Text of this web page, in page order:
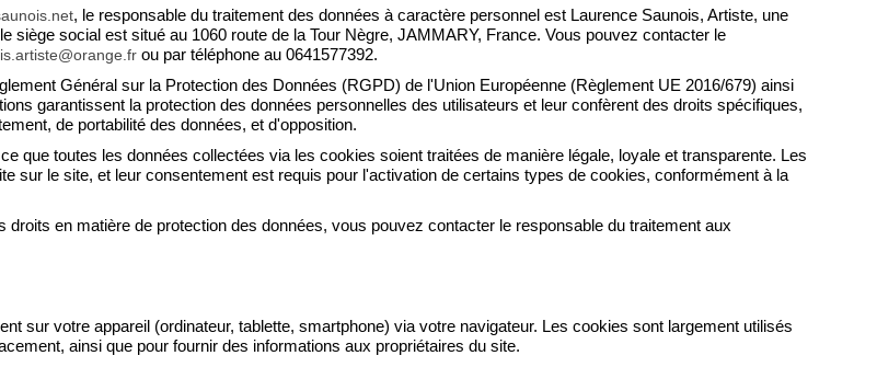
, le responsable du traitement des données à caractère personnel est Laurence Saunois, Artiste, une
siège social est situé au 1060 route de la Tour Nègre, JAMMARY, France. Vous pouvez contacter le
ou par téléphone au 0641577392.
Général sur la Protection des Données (RGPD) de l'Union Européenne (Règlement UE 2016/679) ainsi
garantissent la protection des données personnelles des utilisateurs et leur confèrent des droits spécifiques,
de portabilité des données, et d'opposition.
que toutes les données collectées via les cookies soient traitées de manière légale, loyale et transparente. Les
sur le site, et leur consentement est requis pour l'activation de certains types de cookies, conformément à la
en matière de protection des données, vous pouvez contacter le responsable du traitement aux
sur votre appareil (ordinateur, tablette, smartphone) via votre navigateur. Les cookies sont largement utilisés
ainsi que pour fournir des informations aux propriétaires du site.